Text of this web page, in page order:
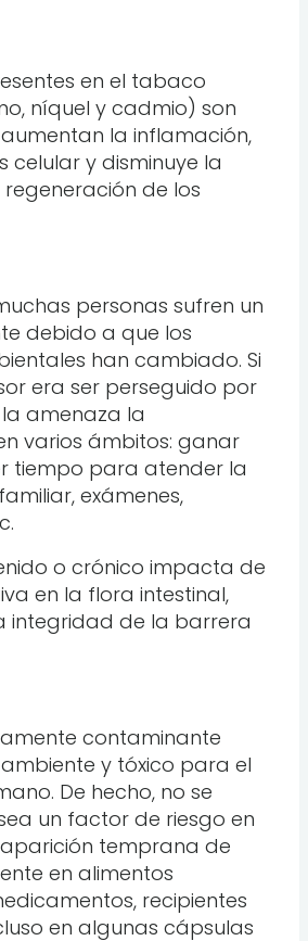
en el tabaco
níquel y cadmio) son
la inflamación,
celular y disminuye la
de los
personas sufren un
debido a que los
han cambiado. Si
era ser perseguido por
amenaza la
varios ámbitos: ganar
tiempo para atender la
exámenes,
o crónico impacta de
en la flora intestinal,
integridad de la barrera
contaminante
y tóxico para el
De hecho, no se
un factor de riesgo en
temprana de
en alimentos
recipientes
en algunas cápsulas